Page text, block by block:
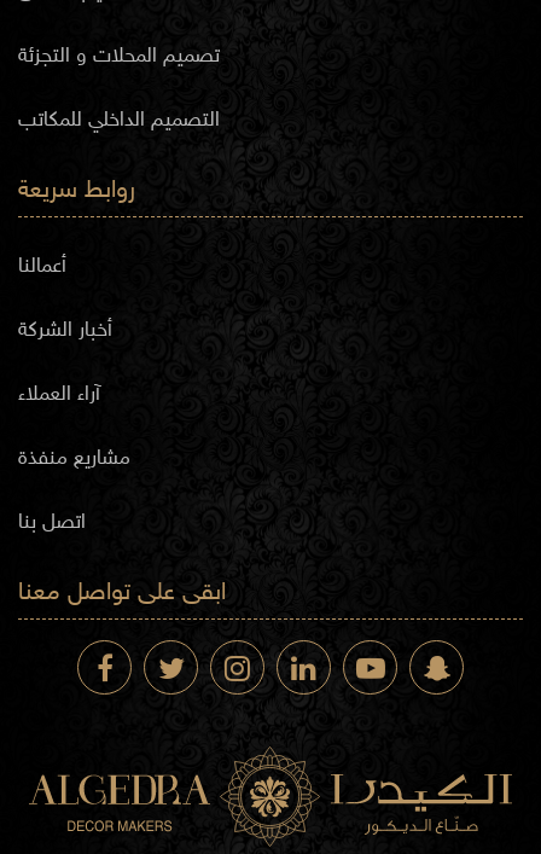
تصميم المحلات و التجزئة
التصميم الداخلي للمكاتب
روابط سريعة
أعمالنا
أخبار الشركة
آراء العملاء
مشاريع منفذة
اتصل بنا
ابقى على تواصل معنا